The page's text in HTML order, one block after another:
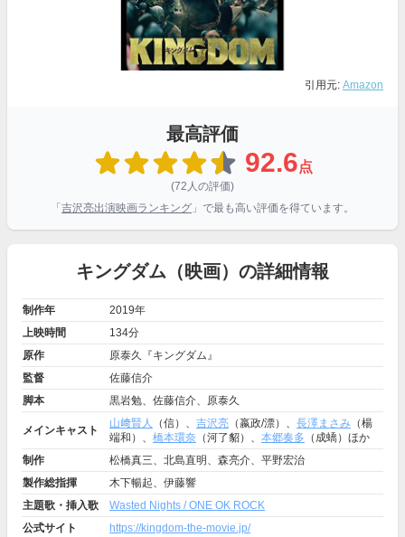
引用元: Amazon
最高評価
92.6点
(72人の評価)
「 吉沢亮出演映画ランキング 」で最も高い評価を得ています。
キングダム（映画）の詳細情報
制作年
2019年
上映時間
134分
原作
原泰久『キングダム』
監督
佐藤信介
脚本
黒岩勉、佐藤信介、原泰久
メインキャスト
山﨑賢人 （信）、 吉沢亮 （嬴政/漂）、 長澤まさみ （楊
端和）、 橋本環奈 （河了貂）、 本郷奏多 （成蟜）ほか
制作
松橋真三、北島直明、森亮介、平野宏治
製作総指揮
木下暢起、伊藤響
主題歌・挿入歌
Wasted Nights / ONE OK ROCK
公式サイト
https://kingdom-the-movie.jp/